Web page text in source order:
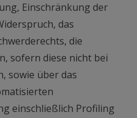
Einschränkung der
das
die
sofern diese nicht bei
sowie über das
einschließlich Profiling